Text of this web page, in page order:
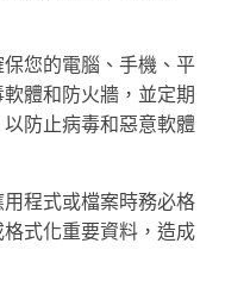
您的電腦、手機、平
體和防火牆，並定期
防止病毒和惡意軟體
程式或檔案時務必格
式化重要資料，造成